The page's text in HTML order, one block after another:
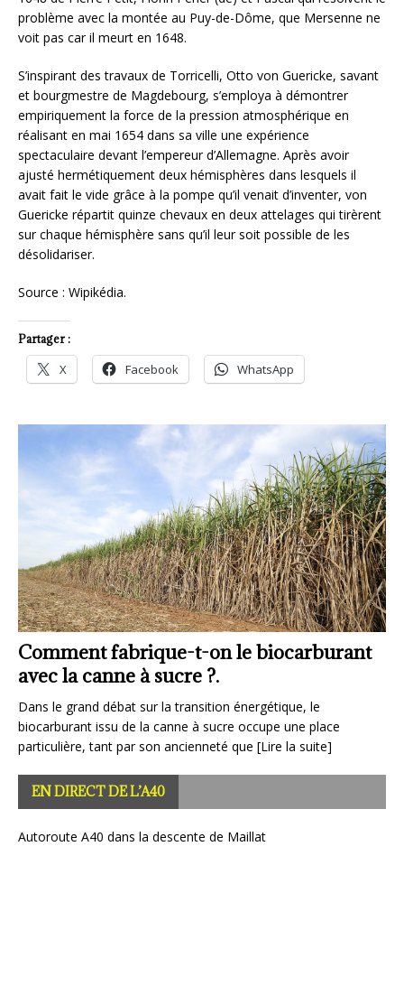
problème avec la montée au Puy-de-Dôme, que Mersenne ne
voit pas car il meurt en 1648.
S’inspirant des travaux de Torricelli, Otto von Guericke, savant
et bourgmestre de Magdebourg, s’employa à démontrer
empiriquement la force de la pression atmosphérique en
réalisant en mai 1654 dans sa ville une expérience
spectaculaire devant l’empereur d’Allemagne. Après avoir
ajusté hermétiquement deux hémisphères dans lesquels il
avait fait le vide grâce à la pompe qu’il venait d’inventer, von
Guericke répartit quinze chevaux en deux attelages qui tirèrent
sur chaque hémisphère sans qu’il leur soit possible de les
désolidariser.
Source : Wipikédia.
Partager :
X Facebook WhatsApp
biocarburant
le
une place
[Lire la suite]
La pastille verte, l’ancêtre
Crit’Air.
La pastille verte, bien avant l’apparition des
circulation automobile en France,
[Lire la suite]
EN DIRECT DE L’A40
Autoroute A40 dans la descente de Maillat